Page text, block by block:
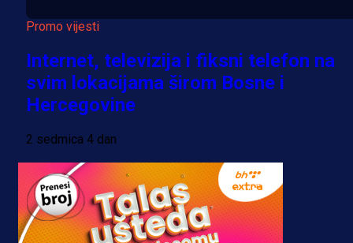
Promo vijesti
Internet, televizija i fiksni telefon na
svim lokacijama širom Bosne i
Hercegovine
2 sedmica 4 dan